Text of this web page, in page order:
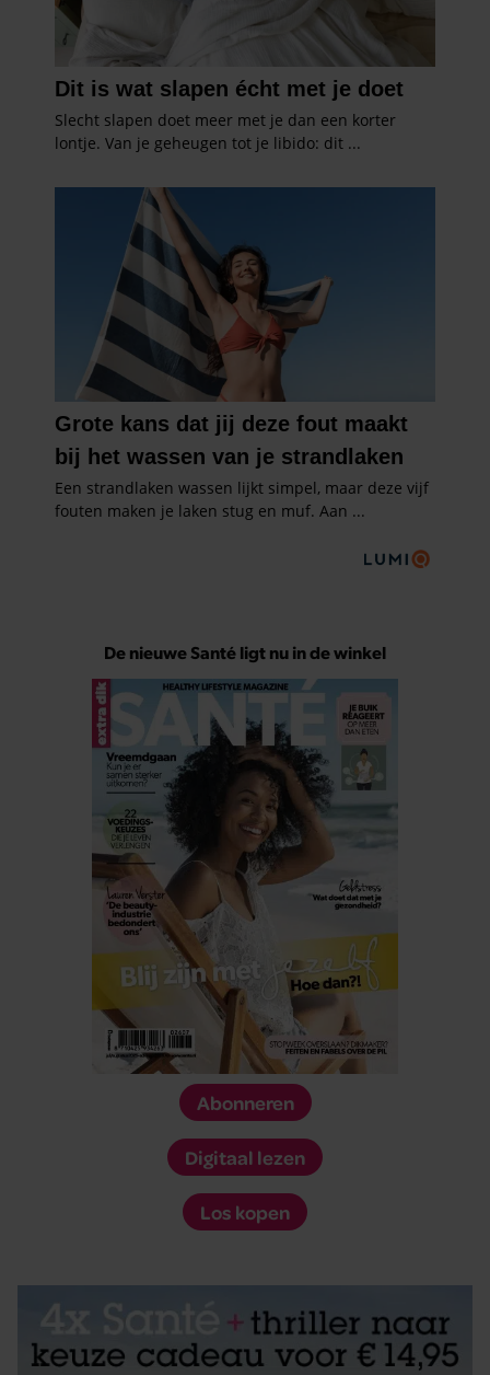
De nieuwe Santé ligt nu in de winkel
Abonneren
Digitaal lezen
Los kopen